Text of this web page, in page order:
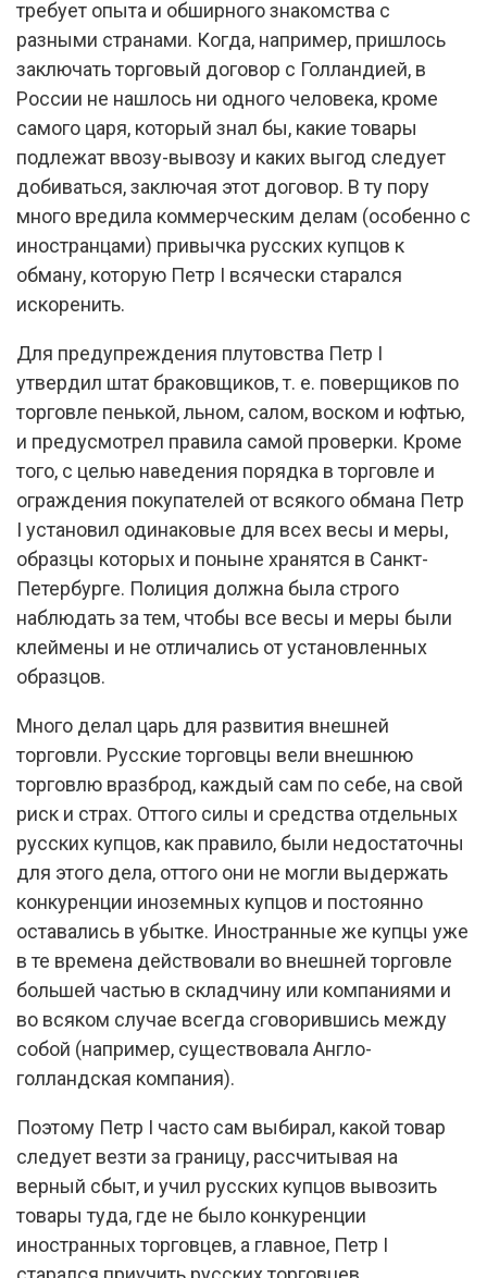
требует опыта и обширного знакомства с
разными странами. Когда, например, пришлось
заключать торговый договор с Голландией, в
России не нашлось ни одного человека, кроме
самого царя, который знал бы, какие товары
подлежат ввозу-вывозу и каких выгод следует
добиваться, заключая этот договор. В ту пору
много вредила коммерческим делам (особенно с
иностранцами) привычка русских купцов к
обману, которую Петр I всячески старался
искоренить.
Для предупреждения плутовства Петр I
утвердил штат браковщиков, т. е. поверщиков по
торговле пенькой, льном, салом, воском и юфтью,
и предусмотрел правила самой проверки. Кроме
того, с целью наведения порядка в торговле и
ограждения покупателей от всякого обмана Петр
I установил одинаковые для всех весы и меры,
образцы которых и поныне хранятся в Санкт-
Петербурге. Полиция должна была строго
наблюдать за тем, чтобы все весы и меры были
клеймены и не отличались от установленных
образцов.
Много делал царь для развития внешней
торговли. Русские торговцы вели внешнюю
торговлю вразброд, каждый сам по себе, на свой
риск и страх. Оттого силы и средства отдельных
русских купцов, как правило, были недостаточны
для этого дела, оттого они не могли выдержать
конкуренции иноземных купцов и постоянно
оставались в убытке. Иностранные же купцы уже
в те времена действовали во внешней торговле
большей частью в складчину или компаниями и
во всяком случае всегда сговорившись между
собой (например, существовала Англо-
голландская компания).
Поэтому Петр I часто сам выбирал, какой товар
следует везти за границу, рассчитывая на
верный сбыт, и учил русских купцов вывозить
товары туда, где не было конкуренции
иностранных торговцев, a главное, Петр I